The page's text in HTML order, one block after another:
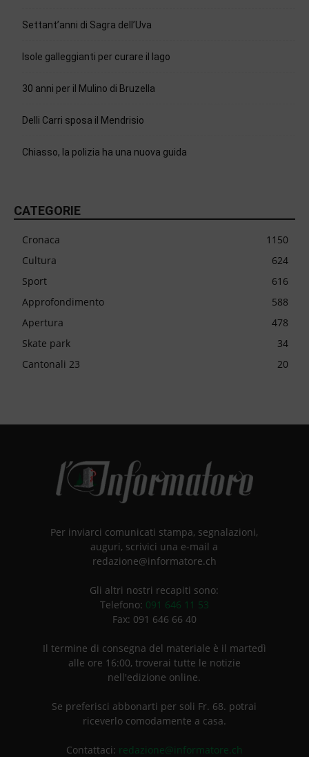
Settant’anni di Sagra dell’Uva
Isole galleggianti per curare il lago
30 anni per il Mulino di Bruzella
Delli Carri sposa il Mendrisio
Chiasso, la polizia ha una nuova guida
CATEGORIE
Cronaca
1150
Cultura
624
Sport
616
Approfondimento
588
Apertura
478
Skate park
34
Cantonali 23
20
Per inviarci comunicati stampa, segnalazioni,
auguri, scrivici una e-mail a
redazione@informatore.ch
Gli altri nostri recapiti sono:
Telefono: 091 646 11 53
Fax: 091 646 66 40
Il termine di consegna del materiale è il martedì
alle ore 16:00, troverai tutte le notizie
nell'edizione online.
Se preferisci abbonarti per soli Fr. 68. potrai
riceverlo comodamente a casa.
Contattaci: redazione@informatore.ch